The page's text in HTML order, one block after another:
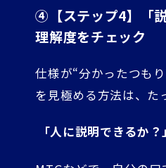
④【ステップ4】「
理解度をチェック
仕様が“分かったつも
を見極める方法は、た
「人に説明できるか？」